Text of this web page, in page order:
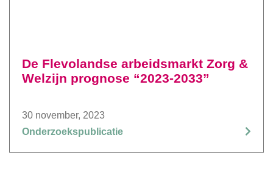
De Flevolandse arbeidsmarkt Zorg &
Welzijn prognose “2023-2033”
30 november, 2023
Onderzoekspublicatie